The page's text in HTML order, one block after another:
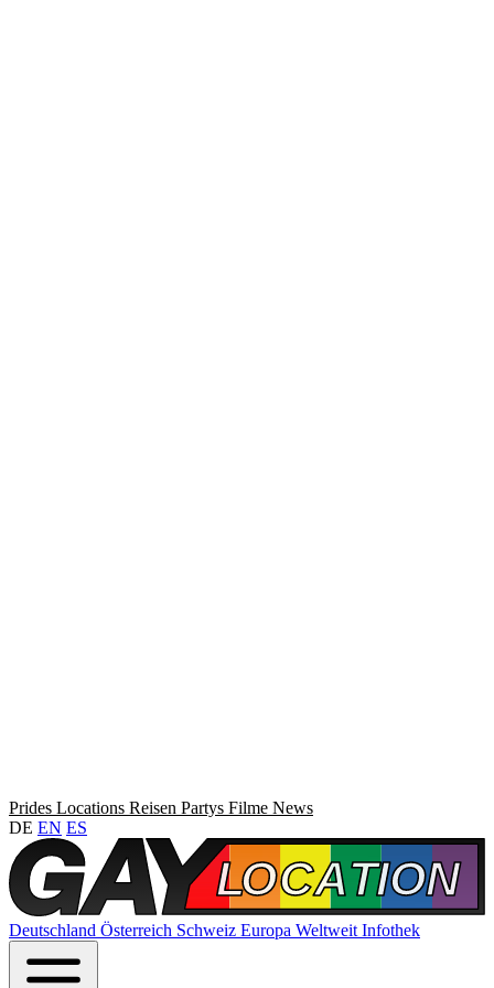
Prides Locations Reisen Partys Filme News
DE EN ES
Deutschland Österreich Schweiz Europa Weltweit Infothek